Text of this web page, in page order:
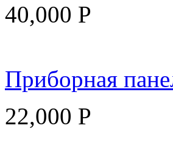
40,000 Р
Приборная
22,000 Р